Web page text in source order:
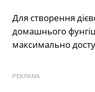
Для створення
домашнього
максимально
РЕКЛАМА